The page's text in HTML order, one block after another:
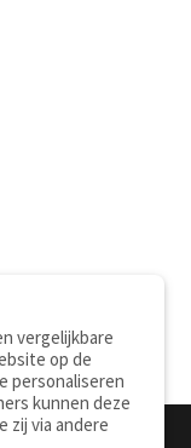
vergelijkbare
op de
personaliseren
kunnen deze
zij via andere